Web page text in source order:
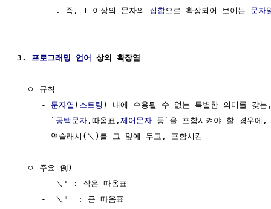
        . 즉, 1 이상의 문자의
집합으로 확장되어 보이는 문자
3. 프로그래밍 언어 상의 확장열
  ㅇ 규칙
     -
문자열 ( 스트링 ) 내에 수용될 수 없는 특별한 의미를 갖는
     - `
공백문자 ,따옴표, 제어문자 등`을 포함시켜야 할 경우에,
     - 역슬래시(＼)를 그 앞에 두고, 포함시킴
  ㅇ 주요 例)
     -  ＼' : 작은 따옴표
     -  ＼"  : 큰 따옴표